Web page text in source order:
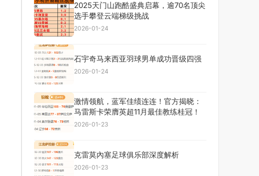
2025天门山跑酷盛典启幕，逾70名顶尖
选手攀登云端梯级挑战
2026-01-24
石宇奇马来西亚羽球男单成功晋级四强
2026-01-24
激情领航，蓝军佳绩连连！官方揭晓：
马雷斯卡荣膺英超11月最佳教练桂冠！
2026-01-23
克雷莫內塞足球俱乐部深度解析
2026-01-23